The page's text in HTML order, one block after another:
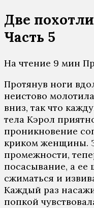
Две
Часть 5
На чтение 9 мин
Протянув ноги
неистово
вниз, так что
тела Кэрол
проникновение
криком женщины.
промежности,
посасывание, а ее
сжиматься и
Каждый раз
попкой